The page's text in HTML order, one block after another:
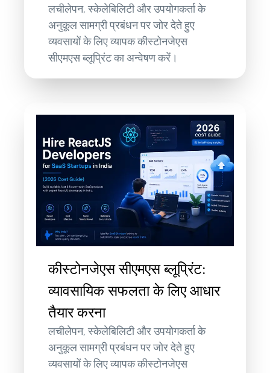
लचीलेपन, स्केलेबिलिटी और उपयोगकर्ता के
अनुकूल सामग्री प्रबंधन पर जोर देते हुए
व्यवसायों के लिए व्यापक कीस्टोनजेएस
सीएमएस ब्लूप्रिंट का अन्वेषण करें।
कीस्टोनजेएस सीएमएस ब्लूप्रिंट:
व्यावसायिक सफलता के लिए आधार
तैयार करना
लचीलेपन, स्केलेबिलिटी और उपयोगकर्ता के
अनुकूल सामग्री प्रबंधन पर जोर देते हुए
व्यवसायों के लिए व्यापक कीस्टोनजेएस